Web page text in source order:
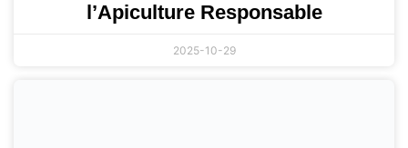
l’Apiculture Responsable
2025-10-29